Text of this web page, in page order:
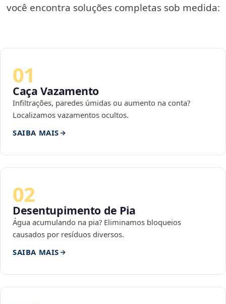
você encontra soluções completas sob medida:
01
Caça Vazamento
Infiltrações, paredes úmidas ou aumento na conta?
Localizamos vazamentos ocultos.
SAIBA MAIS
02
Desentupimento de Pia
Água acumulando na pia? Eliminamos bloqueios
causados por resíduos diversos.
SAIBA MAIS